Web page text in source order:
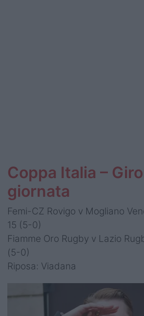
Coppa Italia –
giornata
Femi-CZ Rovigo v Mogliano
15 (5-0)
Fiamme Oro Rugby v Lazio
(5-0)
Riposa: Viadana